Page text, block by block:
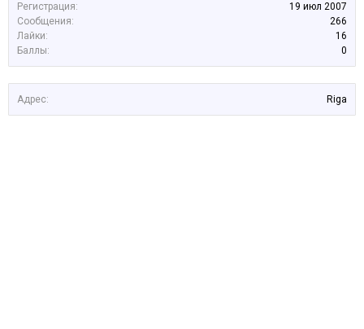
Регистрация:
19 июл 2007
Сообщения:
266
Лайки:
16
Баллы:
0
Адрес: Riga